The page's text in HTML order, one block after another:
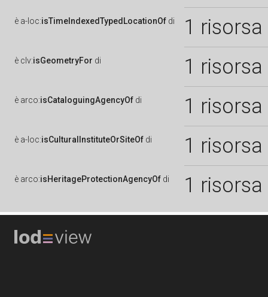
è a-loc:isTimeIndexedTypedLocationOf di 1 risorsa
è clv:isGeometryFor di 1 risorsa
è arco:isCataloguingAgencyOf di 1 risorsa
è a-loc:isCulturalInstituteOrSiteOf di 1 risorsa
è arco:isHeritageProtectionAgencyOf di 1 risorsa